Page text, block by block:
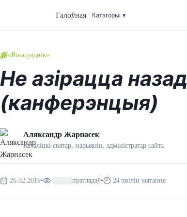
Галоўная Катэгорыi ▾
«Вінаграднік»
Не азірацца назад
(канферэнцыя)
Аляксандр Жарнасек
Каталіцкі святар, марыянін, адмiнiстратар сайта
26.02.2019• праглядаў• 24 хвілін чытання